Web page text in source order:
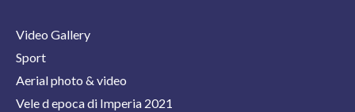
Video Gallery
Sport
Aerial photo & video
Vele d epoca di Imperia 2021